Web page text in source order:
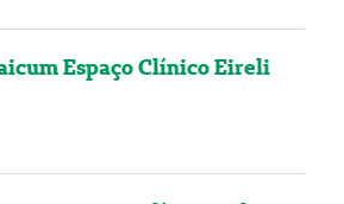
Espaço Clínico Eireli